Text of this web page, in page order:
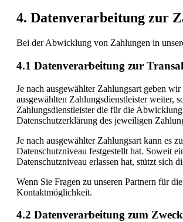
4. Datenverarbeitung zur
Bei der Abwicklung von Zahlungen in
4.1 Datenverarbeitung zur
Je nach ausgewählter Zahlungsart geben
ausgewählten Zahlungsdienstleister
Zahlungsdienstleister die für die
Datenschutzerklärung des jeweiligen
Je nach ausgewählter Zahlungsart kann es
Datenschutzniveau festgestellt hat. Soweit
Datenschutzniveau erlassen hat, stützt sich
Wenn Sie Fragen zu unseren Partnern für
Kontaktmöglichkeit.
4.2 Datenverarbeitung zum